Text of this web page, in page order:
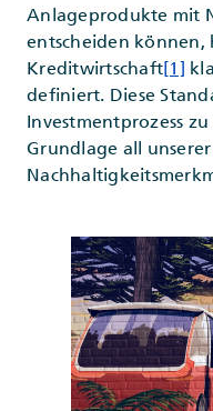
Anlageprodukte mit
entscheiden können,
Kreditwirtschaft[1]
definiert. Diese
Investmentprozess
Grundlage all